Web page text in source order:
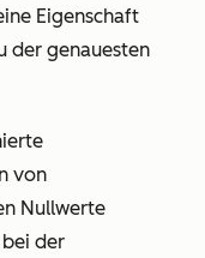
Eigenschaft
der genauesten
von
Nullwerte
bei der